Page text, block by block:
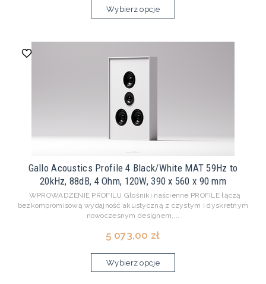
Wybierz opcje
Gallo Acoustics Profile 4 Black/White MAT 59Hz to
20kHz, 88dB, 4 Ohm, 120W, 390 x 560 x 90 mm
WPROWADZENIE PROFILU Głośniki naścienne PROFILE łączą
bezkompromisową wydajność akustyczną z czystym i dyskretnym
nowoczesnym designem,...
5 073,00 zł
Wybierz opcje